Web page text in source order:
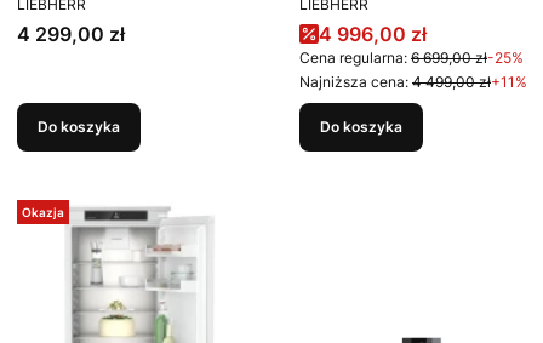
BioFresh NoFrost
LIEBHERR
Cena
4 299,00 zł
Do koszyka
plus BioFresh NoFrost
LIEBHERR
Cena promocyjna
4 996,00 zł
Cena regularna: 6 699,00 zł-25%
Najniższa cena: 4 499,00 zł+11%
Do koszyka
Okazja